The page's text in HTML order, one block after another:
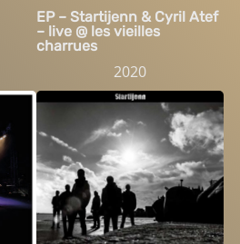
EP – Startijenn & Cyril Atef
– live @ les vieilles
charrues
2020